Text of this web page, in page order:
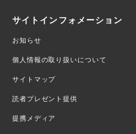
サイトインフォメーション
お知らせ
個人情報の取り扱いについて
サイトマップ
読者プレゼント提供
提携メディア